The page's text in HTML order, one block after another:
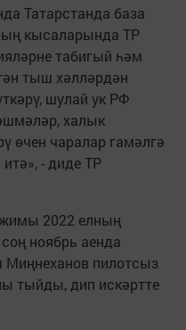
Татарстанда база
кысаларында ТР
табигый һәм
тыш хәлләрдән
шулай ук РФ
халык
өчен чаралар гамәлгә
- диде ТР
2022 елның
ноябрь аенда
Миңнеханов пилотсыз
тыйды, дип искәртте